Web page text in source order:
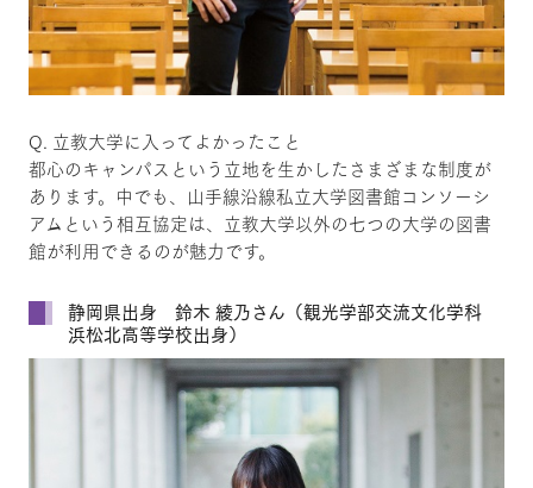
Q. 立教大学に入ってよかったこと
都心のキャンパスという立地を生かしたさまざまな制度が
あります。中でも、山手線沿線私立大学図書館コンソーシ
アムという相互協定は、立教大学以外の七つの大学の図書
館が利用できるのが魅力です。
静岡県出身 鈴木 綾乃さん（観光学部交流文化学科
浜松北高等学校出身）